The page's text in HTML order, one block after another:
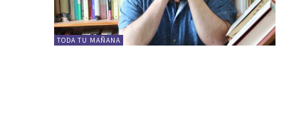
TODA TU MAÑANA